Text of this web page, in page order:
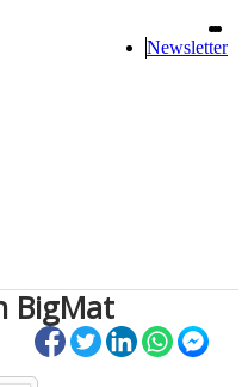
Newsletter
BigMat